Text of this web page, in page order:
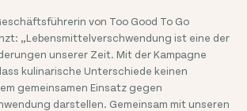
von Too Good To Go
„Lebensmittelverschwendung ist eine der
unserer Zeit. Mit der Kampagne
kulinarische Unterschiede keinen
gemeinsamen Einsatz gegen
darstellen. Gemeinsam mit unseren